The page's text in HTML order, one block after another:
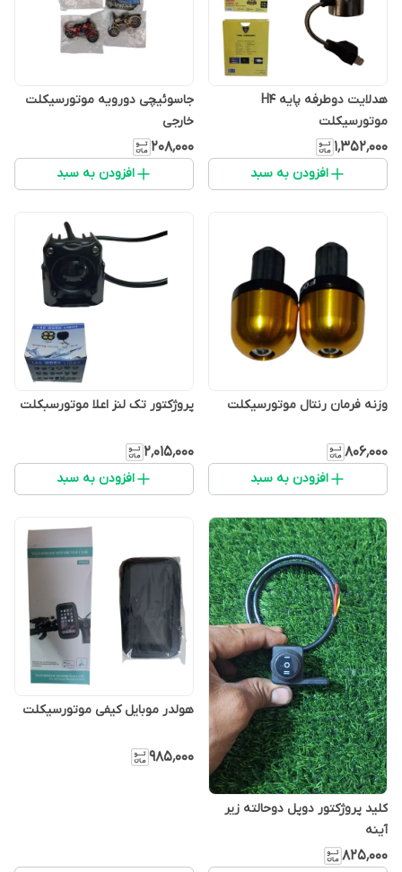
هدلایت دوطرفه پایه H4
موتورسیکلت
۱٬۳۵۲٬۰۰۰
افزودن به سبد
جاسوئیچی دورویه موتورسیکلت
خارجی
۲۰۸٬۰۰۰
افزودن به سبد
وزنه فرمان رنتال موتورسیکلت
۸۰۶٬۰۰۰
افزودن به سبد
پروژکتور تک لنز اعلا موتورسبکلت
۲٬۰۱۵٬۰۰۰
افزودن به سبد
کلید پروژکتور دوپل دوحالته زیر
آینه
۸۲۵٬۰۰۰
هولدر موبایل کیفی موتورسیکلت
۹۸۵٬۰۰۰